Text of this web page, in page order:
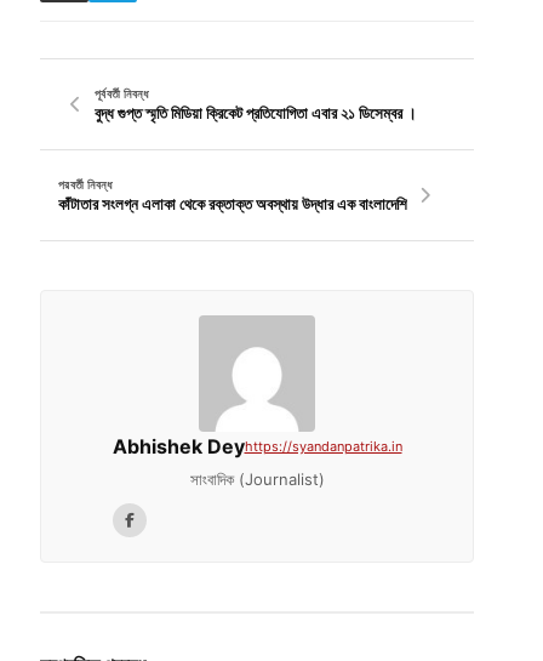
পূর্ববর্তী নিবন্ধ
বুদ্ধ গুপ্ত স্মৃতি মিডিয়া ক্রিকেট প্রতিযোগিতা এবার ২১ ডিসেম্বর ।
পরবর্তী নিবন্ধ
কাঁটাতার সংলগ্ন এলাকা থেকে রক্তাক্ত অবস্থায় উদ্ধার এক বাংলাদেশি
Abhishek Deyhttps://syandanpatrika.in
সাংবাদিক (Journalist)